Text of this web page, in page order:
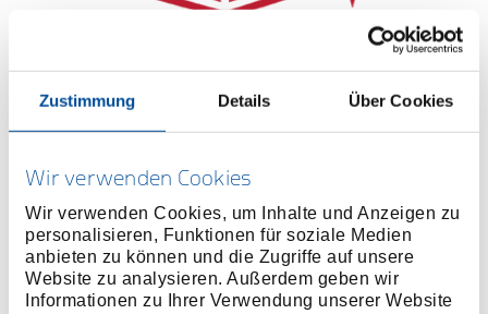
Zustimmung Details Über Cookies
Wir verwenden Cookies
Wir verwenden Cookies, um Inhalte und Anzeigen zu
personalisieren, Funktionen für soziale Medien
anbieten zu können und die Zugriffe auf unsere
Website zu analysieren. Außerdem geben wir
Informationen zu Ihrer Verwendung unserer Website
Wir legen großen Wert auf die Ausbildung junger
Erwachsener in gewerblichen und kaufmännischen
beruflicher Bildung ist dabei selbstverständlich. Neue
Kollegen und Kolleginnen werden kompetent und
strukturiert eingearbeitet. Erfahrene Mitarbeitende
stehen ihnen hierbei zusätzlich als Paten zur
Verfügung.